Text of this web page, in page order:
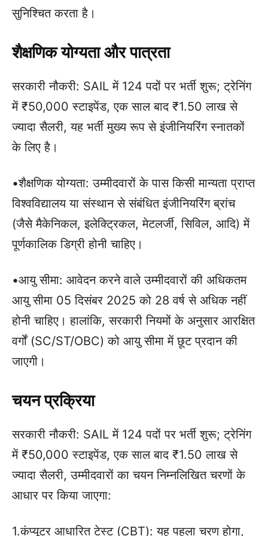
सुनिश्चित करता है।
शैक्षणिक योग्यता और पात्रता
सरकारी नौकरी: SAIL में 124 पदों पर भर्ती शुरू; ट्रेनिंग
में ₹50,000 स्टाइपेंड, एक साल बाद ₹1.50 लाख से
ज्यादा सैलरी, यह भर्ती मुख्य रूप से इंजीनियरिंग स्नातकों
के लिए है।
•शैक्षणिक योग्यता: उम्मीदवारों के पास किसी मान्यता प्राप्त
विश्वविद्यालय या संस्थान से संबंधित इंजीनियरिंग ब्रांच
(जैसे मैकेनिकल, इलेक्ट्रिकल, मेटलर्जी, सिविल, आदि) में
पूर्णकालिक डिग्री होनी चाहिए।
•आयु सीमा: आवेदन करने वाले उम्मीदवारों की अधिकतम
आयु सीमा 05 दिसंबर 2025 को 28 वर्ष से अधिक नहीं
होनी चाहिए। हालांकि, सरकारी नियमों के अनुसार आरक्षित
वर्गों (SC/ST/OBC) को आयु सीमा में छूट प्रदान की
जाएगी।
चयन प्रक्रिया
सरकारी नौकरी: SAIL में 124 पदों पर भर्ती शुरू; ट्रेनिंग
में ₹50,000 स्टाइपेंड, एक साल बाद ₹1.50 लाख से
ज्यादा सैलरी, उम्मीदवारों का चयन निम्नलिखित चरणों के
आधार पर किया जाएगा:
1.कंप्यूटर आधारित टेस्ट (CBT): यह पहला चरण होगा,